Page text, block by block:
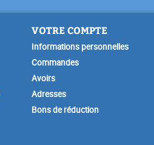
VOTRE COMPTE
Informations personnelles
Commandes
Avoirs
Adresses
Bons de réduction